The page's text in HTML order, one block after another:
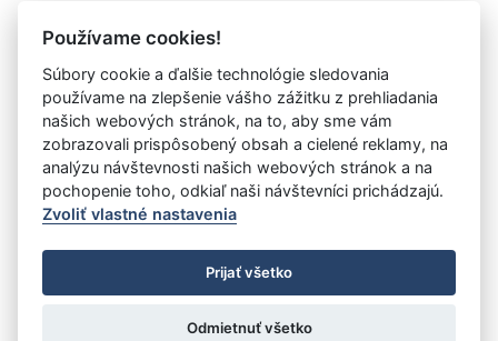
Vystavil:Úrad práce, sociálnych vecí a rodiny Dunajská
Streda
Úrad vlády SR
- Všetky práva vyhradené
Prehlásenie o prístupnosti
Zmluvy do 31.12.2010
Nastavenia cookies
Používame cookies!
Súbory cookie a ďalšie technológie sledovania
používame na zlepšenie vášho zážitku z prehliadania
našich webových stránok, na to, aby sme vám
zobrazovali prispôsobený obsah a cielené reklamy, na
analýzu návštevnosti našich webových stránok a na
pochopenie toho, odkiaľ naši návštevníci prichádzajú.
Zvoliť vlastné nastavenia
Prijať všetko
Odmietnuť všetko